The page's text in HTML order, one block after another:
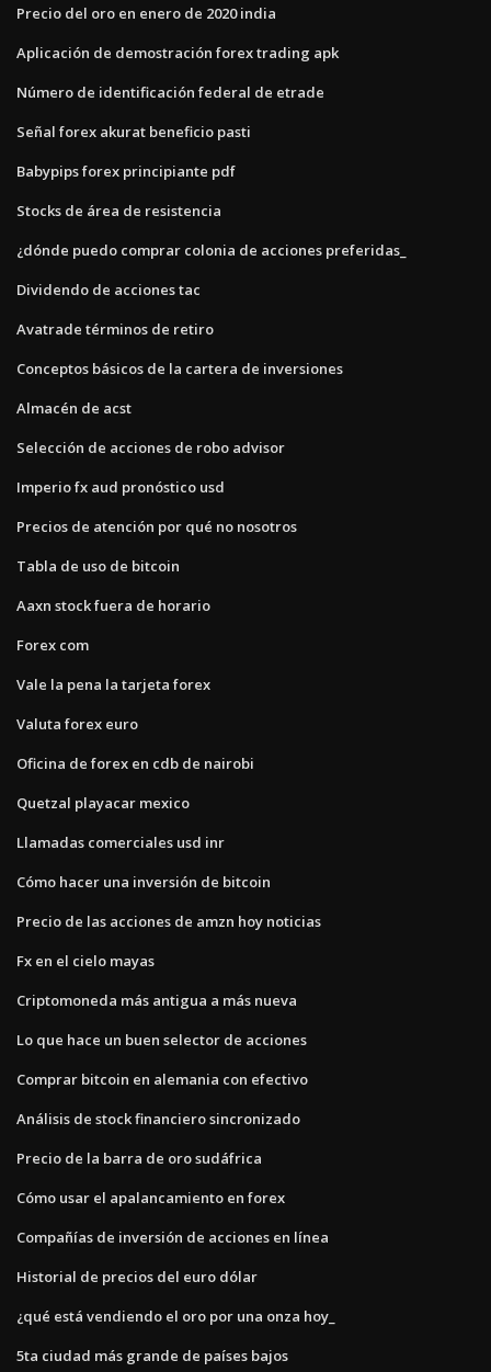
Precio del oro en enero de 2020 india
Aplicación de demostración forex trading apk
Número de identificación federal de etrade
Señal forex akurat beneficio pasti
Babypips forex principiante pdf
Stocks de área de resistencia
¿dónde puedo comprar colonia de acciones preferidas_
Dividendo de acciones tac
Avatrade términos de retiro
Conceptos básicos de la cartera de inversiones
Almacén de acst
Selección de acciones de robo advisor
Imperio fx aud pronóstico usd
Precios de atención por qué no nosotros
Tabla de uso de bitcoin
Aaxn stock fuera de horario
Forex com
Vale la pena la tarjeta forex
Valuta forex euro
Oficina de forex en cdb de nairobi
Quetzal playacar mexico
Llamadas comerciales usd inr
Cómo hacer una inversión de bitcoin
Precio de las acciones de amzn hoy noticias
Fx en el cielo mayas
Criptomoneda más antigua a más nueva
Lo que hace un buen selector de acciones
Comprar bitcoin en alemania con efectivo
Análisis de stock financiero sincronizado
Precio de la barra de oro sudáfrica
Cómo usar el apalancamiento en forex
Compañías de inversión de acciones en línea
Historial de precios del euro dólar
¿qué está vendiendo el oro por una onza hoy_
5ta ciudad más grande de países bajos